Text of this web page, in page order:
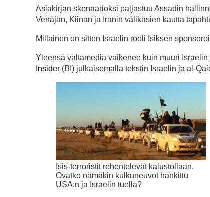
Asiakirjan skenaarioksi paljastuu Assadin
Venäjän, Kiinan ja Iranin välikäsien kautta
Millainen on sitten Israelin rooli Isiksen
Yleensä valtamedia vaikenee kuin muuri
Insider (BI) julkaisemalla tekstin Israelin ja al-
Isis-terroristit rehentelevät kalustollaan.
Ovatko nämäkin kulkuneuvot hankittu
USA:n ja Israelin tuella?